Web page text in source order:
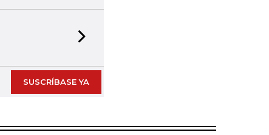
SUSCRÍBASE YA